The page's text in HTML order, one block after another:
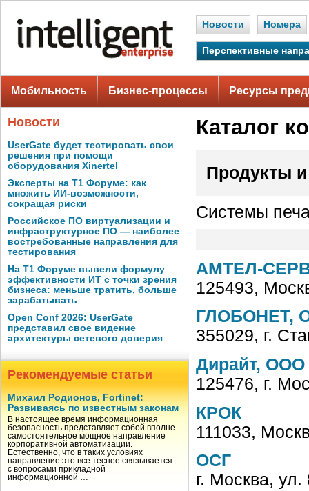
Новости Номера
Перспективные
Мобильность Бизнес-процессы Ресурсы
Новости
UserGate будет тестировать свои
решения при помощи
оборудования Xinertel
Эксперты на Т1 Форуме: как
множить ИИ-возможности,
сокращая риски
Российское ПО виртуализации и
инфраструктурное ПО — наиболее
востребованные направления для
тестирования
На Т1 Форуме вывели формулу
эффективности ИТ с точки зрения
бизнеса: меньше тратить, больше
зарабатывать
Open Conf 2026: UserGate
представил свое видение
архитектуры сетевого доверия
Рекомендуемые статьи
Михаил Родионов, Fortinet:
Развиваясь по известным законам
В настоящее время информационная
безопасность представляет собой вполне
самостоятельное мощное направление
корпоративной автоматизации.
Естественно, что в таких условиях
направление это все теснее связывается
с вопросами прикладной
информационной …
Каталог
Продукты
Системы
АМТЕЛ-
125493,
ГЛОБОНЕТ,
355029, г.
Дирайт, ООО
125476, г.
КРОК
111033,
ОСГ
г. Москва,